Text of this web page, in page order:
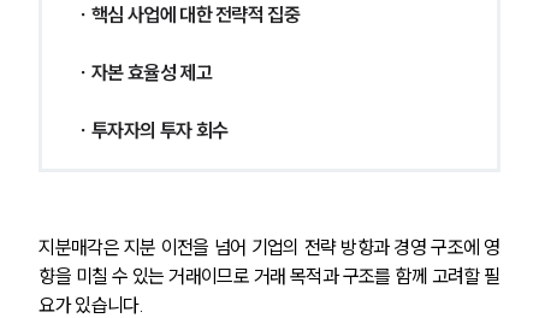
∙ 핵심 사업에 대한 전략적 집중
∙ 자본 효율성 제고
∙ 투자자의 투자 회수
지분매각은 지분 이전을 넘어 기업의 전략 방향과 경영 구조에 영
향을 미칠 수 있는 거래이므로 거래 목적과 구조를 함께 고려할 필
요가 있습니다.